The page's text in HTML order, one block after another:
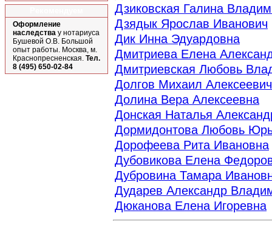
Оформление
наследства у нотариуса
Бушевой О.В. Большой
опыт работы. Москва, м.
Краснопресненская. Тел.
8 (495) 650-02-84
Дзиковская Галина
Дзядык Ярослав Иванович
Дик Инна Эдуардовна
Дмитриева Елена
Дмитриевская Любовь
Долгов Михаил Алексеевич
Долина Вера Алексеевна
Донская Наталья
Дормидонтова Любовь
Дорофеева Рита Ивановна
Дубовикова Елена
Дубровина Тамара
Дударев Александр
Дюканова Елена Игоревна